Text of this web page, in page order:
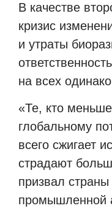
В качестве
кризис
и утраты
на всех
«Те, кто меньше
глобальному
всего сжигает
страдают
призвал
промышленной